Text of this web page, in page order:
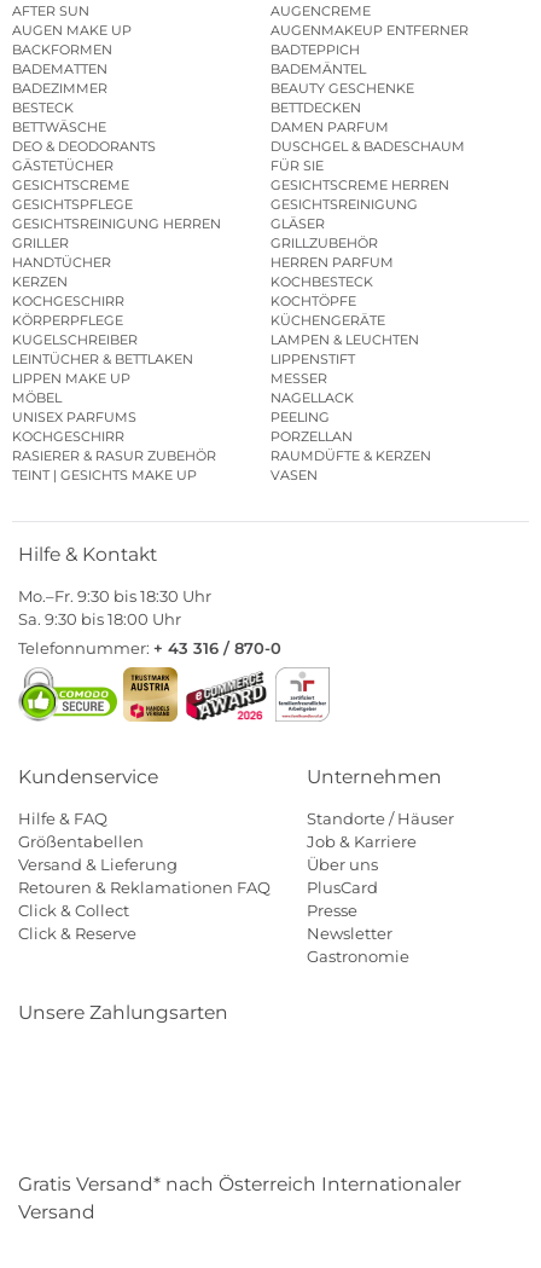
AFTER SUN
AUGENCREME
AUGEN MAKE UP
AUGENMAKEUP ENTFERNER
BACKFORMEN
BADTEPPICH
BADEMATTEN
BADEMÄNTEL
BADEZIMMER
BEAUTY GESCHENKE
BESTECK
BETTDECKEN
BETTWÄSCHE
DAMEN PARFUM
DEO & DEODORANTS
DUSCHGEL & BADESCHAUM
GÄSTETÜCHER
FÜR SIE
GESICHTSCREME
GESICHTSCREME HERREN
GESICHTSPFLEGE
GESICHTSREINIGUNG
GESICHTSREINIGUNG HERREN
GLÄSER
GRILLER
GRILLZUBEHÖR
HANDTÜCHER
HERREN PARFUM
KERZEN
KOCHBESTECK
KOCHGESCHIRR
KOCHTÖPFE
KÖRPERPFLEGE
KÜCHENGERÄTE
KUGELSCHREIBER
LAMPEN & LEUCHTEN
LEINTÜCHER & BETTLAKEN
LIPPENSTIFT
LIPPEN MAKE UP
MESSER
MÖBEL
NAGELLACK
UNISEX PARFUMS
PEELING
KOCHGESCHIRR
PORZELLAN
RASIERER & RASUR ZUBEHÖR
RAUMDÜFTE & KERZEN
TEINT | GESICHTS MAKE UP
VASEN
Hilfe & Kontakt
Mo.–Fr. 9:30 bis 18:30 Uhr
Sa. 9:30 bis 18:00 Uhr
Telefonnummer: + 43 316 / 870-0
Kundenservice
Hilfe & FAQ
Größentabellen
Versand & Lieferung
Retouren & Reklamationen FAQ
Click & Collect
Click & Reserve
Unternehmen
Standorte / Häuser
Job & Karriere
Über uns
PlusCard
Presse
Newsletter
Gastronomie
Unsere Zahlungsarten
Gratis Versand* nach Österreich Internationaler
Versand